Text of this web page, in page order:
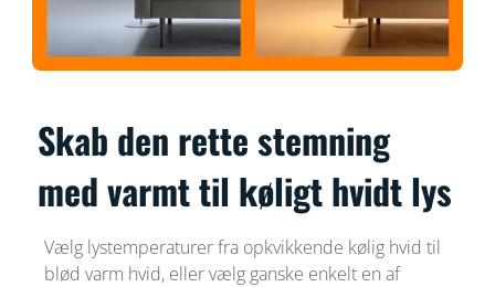
Skab den rette stemning
med varmt til køligt hvidt lys
Vælg lystemperaturer fra opkvikkende kølig hvid til
blød varm hvid, eller vælg ganske enkelt en af